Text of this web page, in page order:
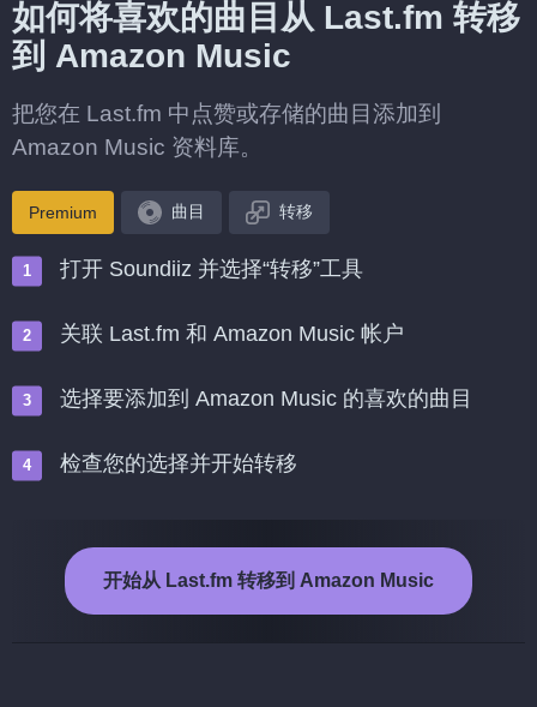
如何将喜欢的曲目从 Last.fm 转移
到 Amazon Music
把您在 Last.fm 中点赞或存储的曲目添加到
Amazon Music 资料库。
Premium 曲目 转移
打开 Soundiiz 并选择“转移”工具
关联 Last.fm 和 Amazon Music 帐户
选择要添加到 Amazon Music 的喜欢的曲目
检查您的选择并开始转移
开始从 Last.fm 转移到 Amazon Music